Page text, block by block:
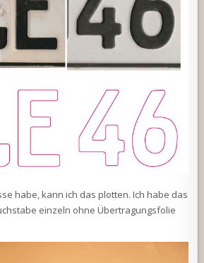
habe, kann ich das plotten. Ich habe das
einzeln ohne Übertragungsfolie